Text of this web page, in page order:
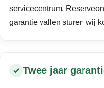
servicecentrum.
garantie vallen sturen wij
Twee jaar